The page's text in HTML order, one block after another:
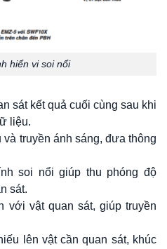
hiển vi soi nổi
sát kết quả cuối cùng sau khi
liệu.
và truyền ánh sáng, đưa thông
soi nổi giúp thu phóng độ
sát.
với vật quan sát, giúp truyền
lên vật cần quan sát, khúc